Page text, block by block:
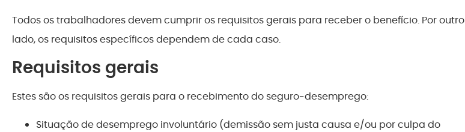
Todos os trabalhadores devem cumprir os requisitos gerais para receber o benefício. Por outro
lado, os requisitos específicos dependem de cada caso.
Requisitos gerais
Estes são os requisitos gerais para o recebimento do seguro-desemprego:
Situação de desemprego involuntário (demissão sem justa causa e/ou por culpa do